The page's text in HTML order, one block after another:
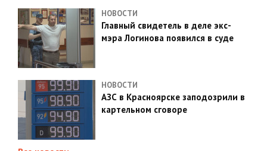
НОВОСТИ
Главный свидетель в деле экс-
мэра Логинова появился в суде
НОВОСТИ
АЗС в Красноярске заподозрили в
картельном сговоре